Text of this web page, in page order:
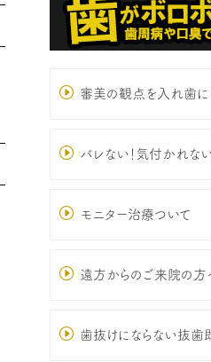
審美の観点を入れ歯に
バレない！気付かれな
モニター治療ついて
遠方からのご来院の方
歯抜けにならない抜歯